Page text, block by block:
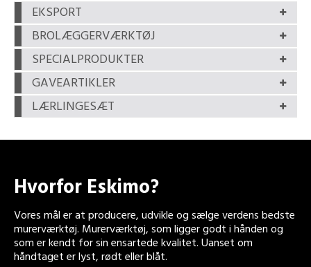
EKSPORT
BROLÆGGERVÆRKTØJ
SPECIALPRODUKTER
GAVEARTIKLER
LÆRLINGESÆT
Hvorfor Eskimo?
Vores mål er at producere, udvikle og sælge verdens bedste
murerværktøj. Murerværktøj, som ligger godt i hånden og
som er kendt for sin ensartede kvalitet. Uanset om
håndtaget er lyst, rødt eller blåt.